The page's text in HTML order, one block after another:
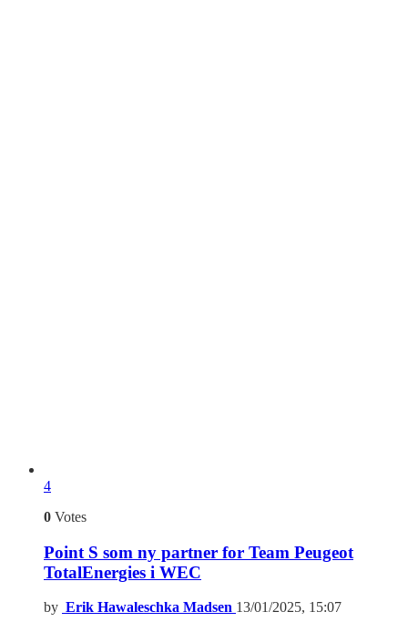
4
0 Votes
Point S som ny partner for Team Peugeot
TotalEnergies i WEC
by Erik Hawaleschka Madsen 13/01/2025, 15:07